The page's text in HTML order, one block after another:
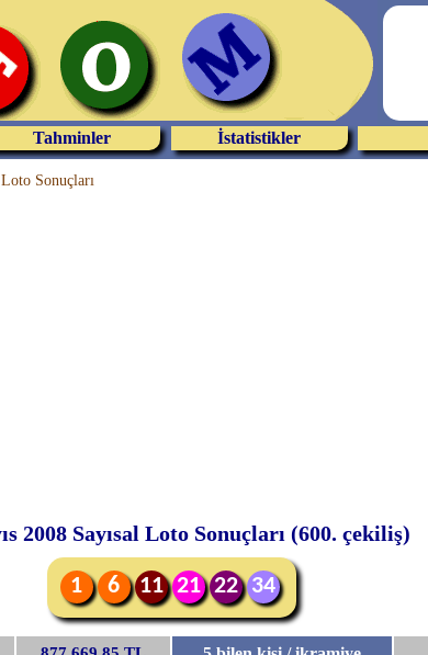
Tahminler İstatistikler
Sonuçları
2008 Sayısal Loto Sonuçları (600. çekiliş)
1 6 11 21 22 34